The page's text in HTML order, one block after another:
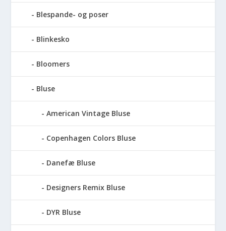
Blespande- og poser
Blinkesko
Bloomers
Bluse
American Vintage Bluse
Copenhagen Colors Bluse
Danefæ Bluse
Designers Remix Bluse
DYR Bluse